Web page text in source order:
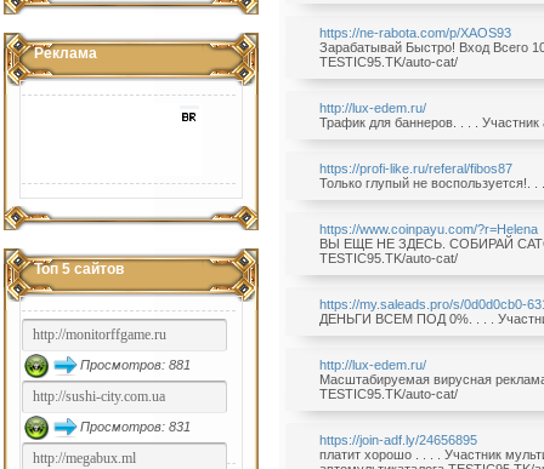
Реклама
Топ 5 сайтов
Просмотров: 881
Просмотров: 831
https://ne-rabota.com/p/XAOS93
Зарабатывай Быстро! Вход Всего
TESTIC95.TK/auto-cat/
http://lux-edem.ru/
Трафик для баннеров. . . . Участник
https://profi-like.ru/referal/fibos87
Только глупый не воспользуется!.
https://www.coinpayu.com/?r=Helena
ВЫ ЕЩЕ НЕ ЗДЕСЬ. СОБИРАЙ
TESTIC95.TK/auto-cat/
https://my.saleads.pro/s/0d0d0cb0-
ДЕНЬГИ ВСЕМ ПОД 0%. . . .
http://lux-edem.ru/
Масштабируемая вирусная
TESTIC95.TK/auto-cat/
https://join-adf.ly/24656895
платит хорошо . . . . Участник